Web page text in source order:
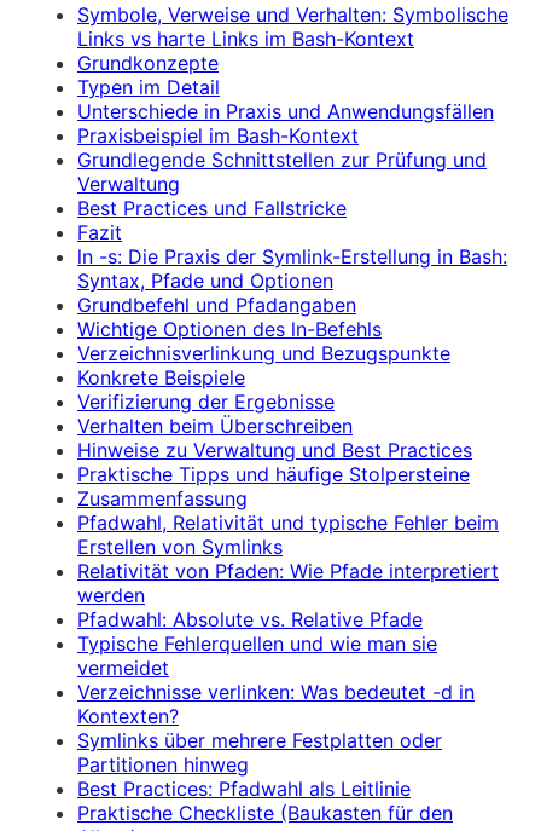
Symbole, Verweise und Verhalten: Symbolische
Links vs harte Links im Bash-Kontext
Grundkonzepte
Typen im Detail
Unterschiede in Praxis und Anwendungsfällen
Praxisbeispiel im Bash-Kontext
Grundlegende Schnittstellen zur Prüfung und
Verwaltung
Best Practices und Fallstricke
Fazit
ln -s: Die Praxis der Symlink-Erstellung in Bash:
Syntax, Pfade und Optionen
Grundbefehl und Pfadangaben
Wichtige Optionen des ln-Befehls
Verzeichnisverlinkung und Bezugspunkte
Konkrete Beispiele
Verifizierung der Ergebnisse
Verhalten beim Überschreiben
Hinweise zu Verwaltung und Best Practices
Praktische Tipps und häufige Stolpersteine
Zusammenfassung
Pfadwahl, Relativität und typische Fehler beim
Erstellen von Symlinks
Relativität von Pfaden: Wie Pfade interpretiert
werden
Pfadwahl: Absolute vs. Relative Pfade
Typische Fehlerquellen und wie man sie
vermeidet
Verzeichnisse verlinken: Was bedeutet -d in
Kontexten?
Symlinks über mehrere Festplatten oder
Partitionen hinweg
Best Practices: Pfadwahl als Leitlinie
Praktische Checkliste (Baukasten für den